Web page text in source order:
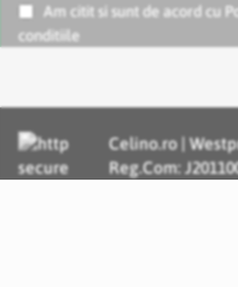
Am citit si sunt de acord cu
conditiile
Celino.ro |
Reg.Com: